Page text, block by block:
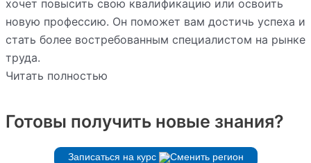
хочет повысить свою квалификацию или освоить
новую профессию. Он поможет вам достичь успеха и
стать более востребованным специалистом на рынке
труда.
Читать полностью
Готовы получить новые знания?
Записаться на курс